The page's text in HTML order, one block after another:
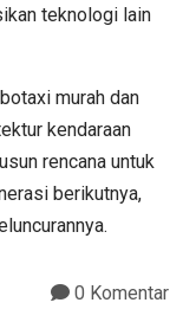
teknologi lain
murah dan
kendaraan
rencana untuk
berikutnya,
0 Komentar